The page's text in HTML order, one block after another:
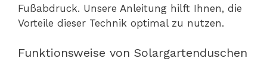
Fußabdruck. Unsere Anleitung hilft Ihnen, die
Vorteile dieser Technik optimal zu nutzen.
Funktionsweise von Solargartenduschen